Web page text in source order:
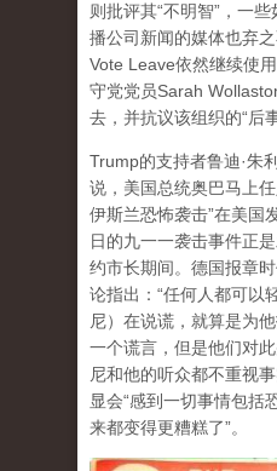
则批评其“不明智”，一
播公司新闻的媒体也弃
Vote Leave依然继续使
守党党员Sarah
去，并抗议该组织的“后
Trump的支持者鲁迪·朱
说，美国总统奥巴马上
伊斯兰恐怖袭击”在美国
日的九一一袭击事件正
约市长期间。德国报章
论指出：“任何人都可以
尼）在说谎，就算是为
一个谎言，但是他们对
尼和他的听众都不重视
显会“感到一切事情包括
来都变得更糟糕了”。